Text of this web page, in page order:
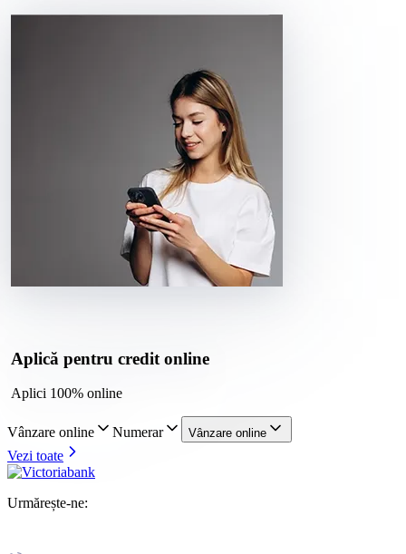
Aplică pentru credit online
Aplici 100% online
Vânzare online Numerar Vânzare online
Vezi toate
Urmărește-ne: